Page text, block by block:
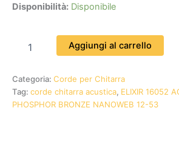
Disponibilità: Disponibile
Aggiungi al carrello
Categoria: Corde per Chitarra
Tag: corde chitarra acustica, ELIXIR 16052
PHOSPHOR BRONZE NANOWEB 12-53